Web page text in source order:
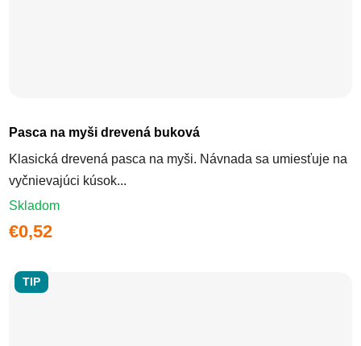
Pasca na myši drevená buková
Klasická drevená pasca na myši. Návnada sa umiesťuje na
vyčnievajúci kúsok...
Skladom
€0,52
TIP